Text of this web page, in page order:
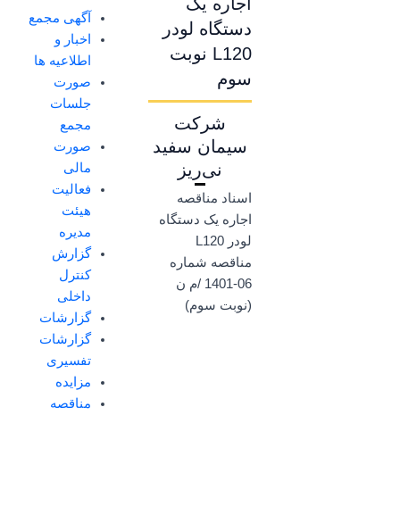
اجاره یک
دستگاه لودر
L120 نوبت
سوم
شرکت
سیمان سفید
نی‌ریز
اسناد مناقصه
اجاره یک دستگاه
لودر L120
مناقصه شماره
06-1401 /م ن
(نوبت سوم)
آگهی مجمع
اخبار و
اطلاعیه ها
صورت
جلسات
مجمع
صورت
مالی
فعالیت
هیئت
مدیره
گزارش
کنترل
داخلی
گزارشات
گزارشات
تفسیری
مزایده
مناقصه